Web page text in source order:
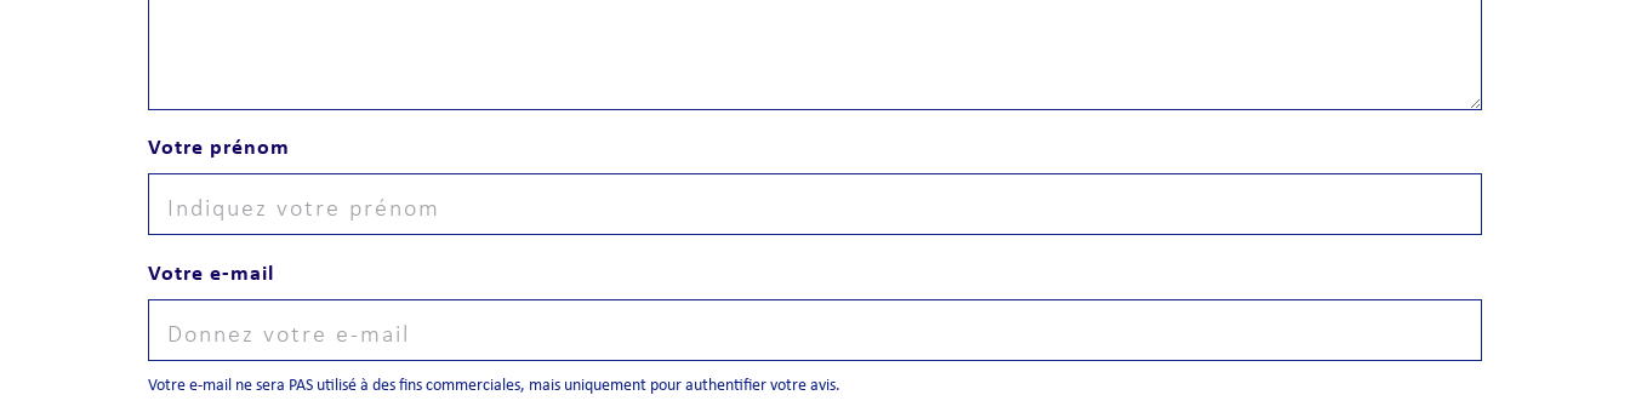
Votre prénom
Votre e-mail
Votre e-mail ne sera PAS utilisé à des fins commerciales, mais uniquement pour authentifier votre avis.